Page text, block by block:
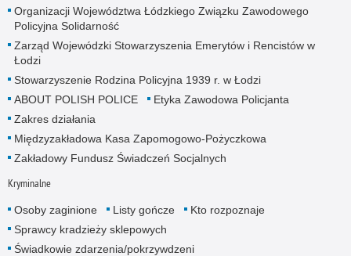
Organizacji Województwa Łódzkiego Związku Zawodowego
Policyjna Solidarność
Zarząd Wojewódzki Stowarzyszenia Emerytów i Rencistów w
Łodzi
Stowarzyszenie Rodzina Policyjna 1939 r. w Łodzi
ABOUT POLISH POLICE
Etyka Zawodowa Policjanta
Zakres działania
Międzyzakładowa Kasa Zapomogowo-Pożyczkowa
Zakładowy Fundusz Świadczeń Socjalnych
Kryminalne
Osoby zaginione Listy gończe
Kto rozpoznaje
Sprawcy kradzieży sklepowych
Świadkowie zdarzenia/pokrzywdzeni